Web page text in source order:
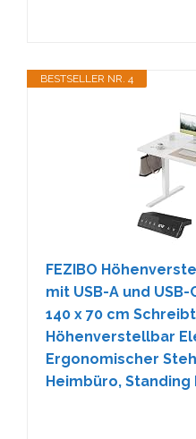
BESTSELLER NR. 4
FEZIBO
mit USB-A und
140 x 70 cm
Höhenverstellbar
Ergonomischer
Heimbüro, Standing